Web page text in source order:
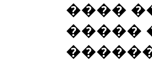
����
�����